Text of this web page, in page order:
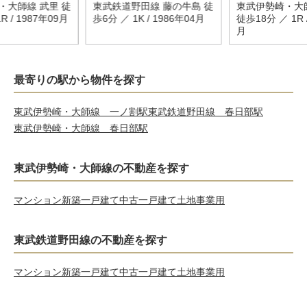
大師線 武里 徒
/ 1987年09月
東武鉄道野田線 藤の牛島 徒
歩6分 ／ 1K / 1986年04月
東武伊勢崎・大
徒歩18分 ／ 1R
月
最寄りの駅から物件を探す
東武伊勢崎・大師線 一ノ割駅東武鉄道野田線 春日部駅
東武伊勢崎・大師線 春日部駅
東武伊勢崎・大師線の不動産を探す
マンション新築一戸建て中古一戸建て土地事業用
東武鉄道野田線の不動産を探す
マンション新築一戸建て中古一戸建て土地事業用